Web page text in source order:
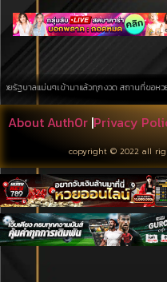
นๆเข้ามาแล้วทุกงวด สถานที่ขอหวยเป็น
About Auth0r |Privacy
copyright © 2022 all